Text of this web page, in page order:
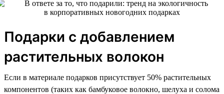
Подарки с добавлением
растительных волокон
Если в материале подарков присутствует 50% растительных
компонентов (таких как бамбуковое волокно, шелуха и солома